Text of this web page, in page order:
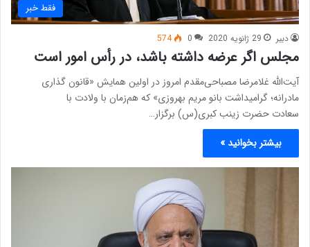
فقط خبر
دبیر 29 ژانویه 2020 0
574
مجلس اگر عرضه داشته باشد، در رأس امور است
آیت‌الله غلامرضا مصباحی‌مقدم امروز در اولین همایش «قانون‌ گذاری
مادرانه؛ گرامیداشت بانو مریم بهروزی» که هم‌زمان با ولادت با
سعادت حضرت زینب کبری(س) برگزار…
بیشتر بخوانید »